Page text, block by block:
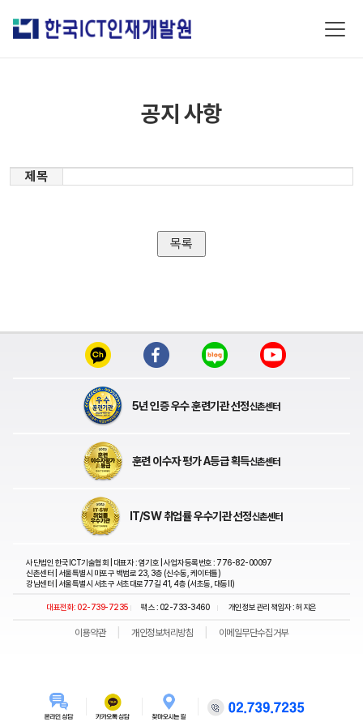
공지 사항
제목
목록
5년 인증 우수 훈련기관 선정신촌센터
훈련 이수자 평가 A등급 획득신촌센터
IT/SW 취업률 우수기관 선정신촌센터
사단법인 한국ICT기술협회 | 대표자 : 염기호 | 사업자등록번호 : 776-82-00097
신촌센터 | 서울특별시 마포구 백범로 23, 3층 (신수동, 케이터틀)
강남센터 | 서울특별시 서초구 서초대로77길 41, 4층 (서초동, 대동Ⅱ)
대표전화: 02-739-7235 | 팩스 : 02-733-3460 | 개인정보관리 책임자 : 허지은
이용약관 개인정보처리방침 이메일무단수집거부